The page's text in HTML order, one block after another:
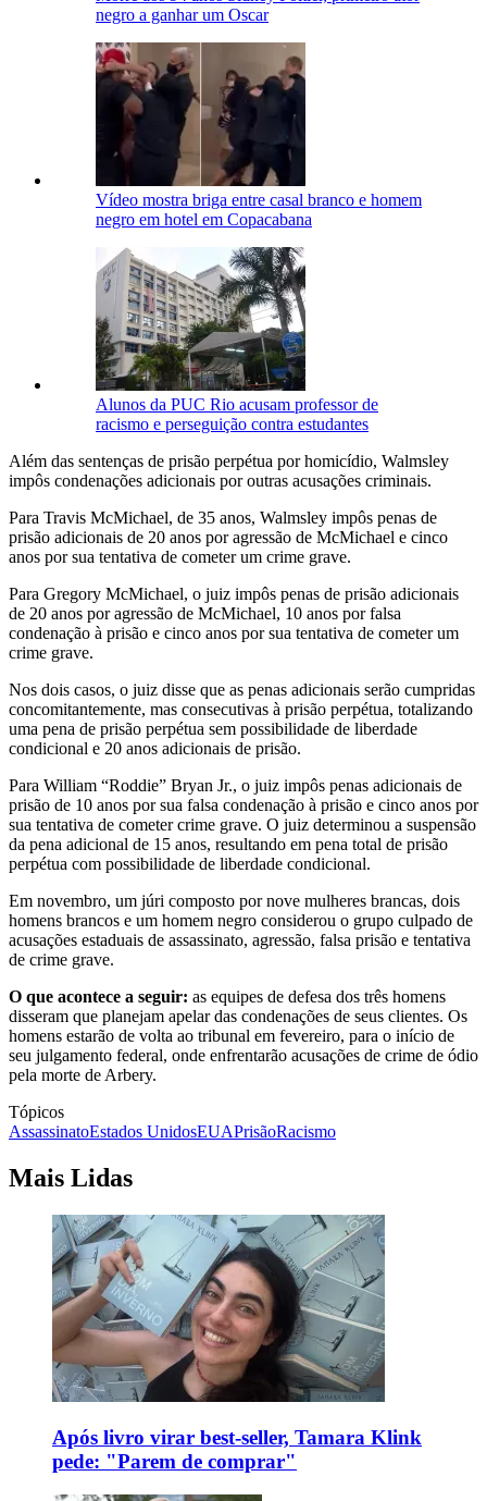
negro a ganhar um Oscar
Vídeo mostra briga entre casal branco e homem
negro em hotel em Copacabana
Alunos da PUC Rio acusam professor de
racismo e perseguição contra estudantes
Além das sentenças de prisão perpétua por homicídio, Walmsley
impôs condenações adicionais por outras acusações criminais.
Para Travis McMichael, de 35 anos, Walmsley impôs penas de
prisão adicionais de 20 anos por agressão de McMichael e cinco
anos por sua tentativa de cometer um crime grave.
Para Gregory McMichael, o juiz impôs penas de prisão adicionais
de 20 anos por agressão de McMichael, 10 anos por falsa
condenação à prisão e cinco anos por sua tentativa de cometer um
crime grave.
Nos dois casos, o juiz disse que as penas adicionais serão cumpridas
concomitantemente, mas consecutivas à prisão perpétua, totalizando
uma pena de prisão perpétua sem possibilidade de liberdade
condicional e 20 anos adicionais de prisão.
Para William “Roddie” Bryan Jr., o juiz impôs penas adicionais de
prisão de 10 anos por sua falsa condenação à prisão e cinco anos por
sua tentativa de cometer crime grave. O juiz determinou a suspensão
da pena adicional de 15 anos, resultando em pena total de prisão
perpétua com possibilidade de liberdade condicional.
Em novembro, um júri composto por nove mulheres brancas, dois
homens brancos e um homem negro considerou o grupo culpado de
acusações estaduais de assassinato, agressão, falsa prisão e tentativa
de crime grave.
O que acontece a seguir: as equipes de defesa dos três homens
disseram que planejam apelar das condenações de seus clientes. Os
homens estarão de volta ao tribunal em fevereiro, para o início de
seu julgamento federal, onde enfrentarão acusações de crime de ódio
pela morte de Arbery.
Tópicos
AssassinatoEstados UnidosEUAPrisãoRacismo
Mais Lidas
Após livro virar best-seller, Tamara Klink
pede: "Parem de comprar"